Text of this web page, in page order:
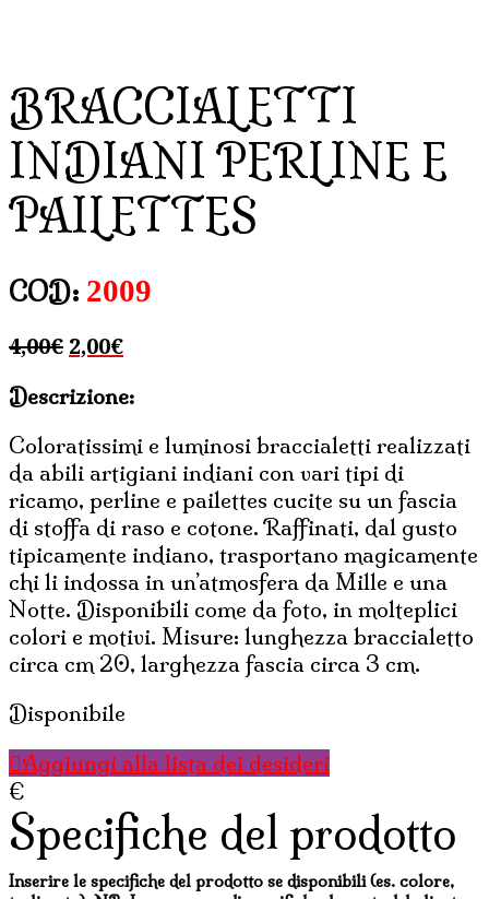
BRACCIALETTI
INDIANI PERLINE E
PAILETTES
COD: 2009
4,00€ Il
originale
4,00€.
2,00€Il
attuale
2,00€.
Descrizione:
Coloratissimi e luminosi braccialetti realizzati
da abili artigiani indiani con vari tipi di
ricamo, perline e pailettes cucite su un fascia
di stoffa di raso e cotone. Raffinati, dal gusto
tipicamente indiano, trasportano magicamente
chi li indossa in un’atmosfera da Mille e una
Notte. Disponibili come da foto, in molteplici
colori e motivi. Misure: lunghezza braccialetto
circa cm 20, larghezza fascia circa 3 cm.
Disponibile
Aggiungi alla lista dei desideri
€
Specifiche del prodotto
Inserire le specifiche del prodotto se disponibili (es. colore,